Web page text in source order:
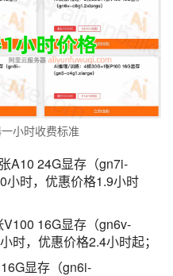
小时收费标准
A10 24G显存（gn7i-
小时，优惠价格1.9小时
16G显存（gn6v-
时，优惠价格2.4小时起；
显存（gn6i-